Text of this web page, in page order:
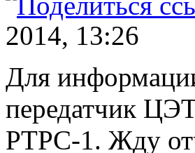
2014, 13:26
Для
передатчик
РТРС-1. Жду